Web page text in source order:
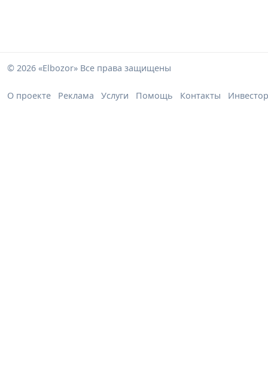
© 2026 «Elbozor» Все права защищены
О проекте Реклама Услуги Помощь Контакты